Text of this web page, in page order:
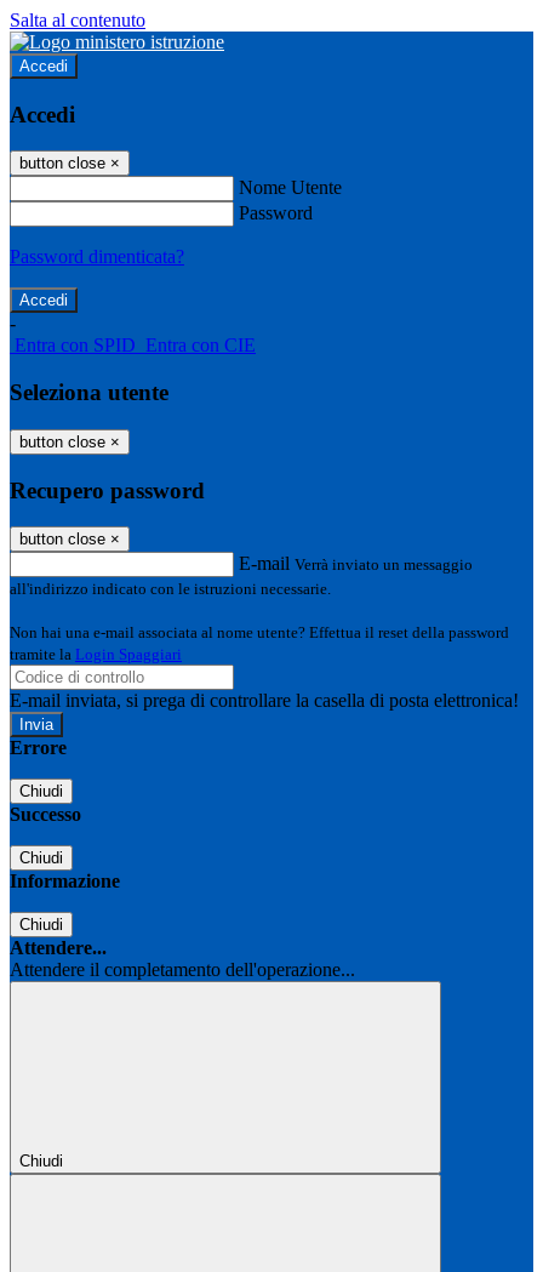
Salta al contenuto
Accedi
Accedi
button close ×
Nome Utente
Password
Password dimenticata?
-
Entra con SPID Entra con CIE
Seleziona utente
button close ×
Recupero password
button close ×
E-mail Verrà inviato un messaggio
all'indirizzo indicato con le istruzioni necessarie.
Non hai una e-mail associata al nome utente? Effettua il reset della password
tramite la Login Spaggiari
E-mail inviata, si prega di controllare la casella di posta elettronica!
Errore
Chiudi
Successo
Chiudi
Informazione
Chiudi
Attendere...
Attendere il completamento dell'operazione...
Chiudi